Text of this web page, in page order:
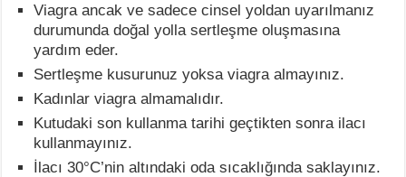
Viagra ancak ve sadece cinsel yoldan uyarılmanız
durumunda doğal yolla sertleşme oluşmasına
yardım eder.
Sertleşme kusurunuz yoksa viagra almayınız.
Kadınlar viagra almamalıdır.
Kutudaki son kullanma tarihi geçtikten sonra ilacı
kullanmayınız.
İlacı 30°C’nin altındaki oda sıcaklığında saklayınız.